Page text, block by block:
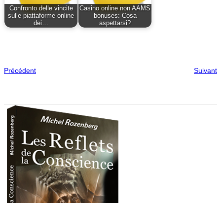
Confronto delle vincite
sulle piattaforme online
dei…
Casino online non AAMS
bonuses: Cosa
aspettarsi?
Précédent Suivant